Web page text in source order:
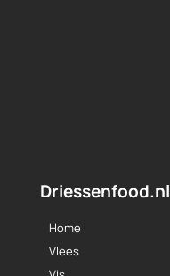
Driessenfood.nl
Home
Vlees